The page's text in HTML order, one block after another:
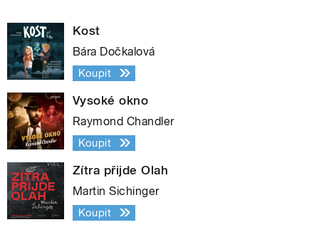
Kost
Bára Dočkalová
Koupit
Vysoké okno
Raymond Chandler
Koupit
Zítra přijde Olah
Martin Sichinger
Koupit